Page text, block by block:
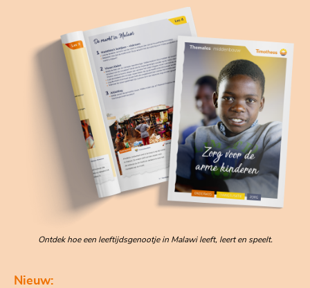
Ontdek hoe een leeftijdsgenootje in Malawi leeft, leert en speelt.
Nieuw: